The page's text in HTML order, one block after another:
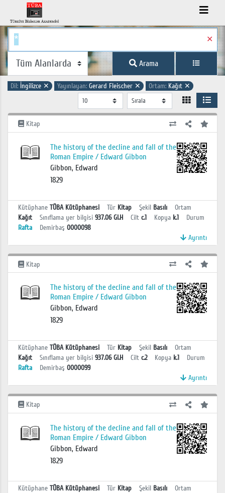
✕
Arama
Dil: İngilizce ✕ Yayınlayan: Gerard Fleischer ✕ Ortam: Kağıt ✕
Kitap
The history of the decline and fall of the
Roman Empire / Edward Gibbon
Gibbon, Edward
1829
Kütüphane TÜBA Kütüphanesi Tür Kitap Şekil Basılı
Ortam
Kağıt
Sınıflama yer bilgisi 937.06 GI.H Cilt c.1 Kopya k.1
Durum
Rafta
Demirbaş 0000098
Ayrıntı
Kitap
The history of the decline and fall of the
Roman Empire / Edward Gibbon
Gibbon, Edward
1829
Kütüphane TÜBA Kütüphanesi Tür Kitap Şekil Basılı
Ortam
Kağıt
Sınıflama yer bilgisi 937.06 GI.H Cilt c.2 Kopya k.1
Durum
Rafta
Demirbaş 0000099
Ayrıntı
Kitap
The history of the decline and fall of the
Roman Empire / Edward Gibbon
Gibbon, Edward
1829
Kütüphane TÜBA Kütüphanesi Tür Kitap Şekil Basılı
Ortam